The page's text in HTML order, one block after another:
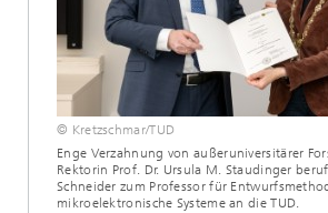
© Kretzschmar/TUD
Enge Verzahnung von außeruniversitärer
Rektorin Prof. Dr. Ursula M. Staudinger
Schneider zum Professor für
mikroelektronische Systeme an die TUD.